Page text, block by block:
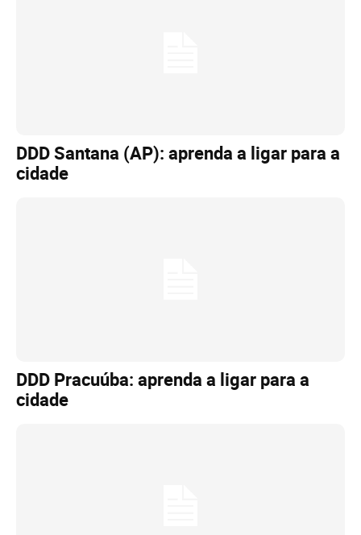
DDD Santana (AP): aprenda a ligar para a
cidade
DDD Pracuúba: aprenda a ligar para a
cidade